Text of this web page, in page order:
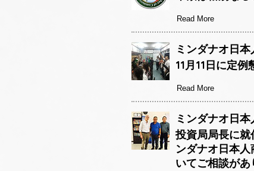
Read More
ミンダナオ日
11月11日に定例
Read More
ミンダナオ日
投資局局長に就
ンダナオ日本
いてご相談があ